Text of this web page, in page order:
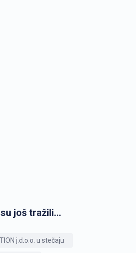
još tražili...
j.d.o.o. u stečaju